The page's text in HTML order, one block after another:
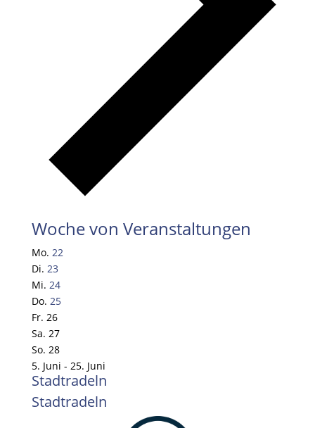
Woche von Veranstaltungen
Mo. 22
Di. 23
Mi. 24
Do. 25
Fr. 26
Sa. 27
So. 28
5. Juni - 25. Juni
Stadtradeln
Stadtradeln